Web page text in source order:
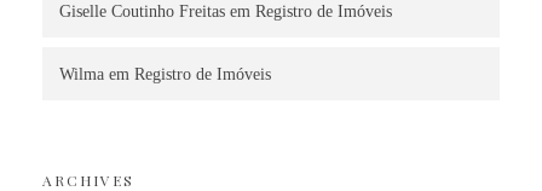
Giselle Coutinho Freitas em Registro de Imóveis
Wilma em Registro de Imóveis
ARCHIVES